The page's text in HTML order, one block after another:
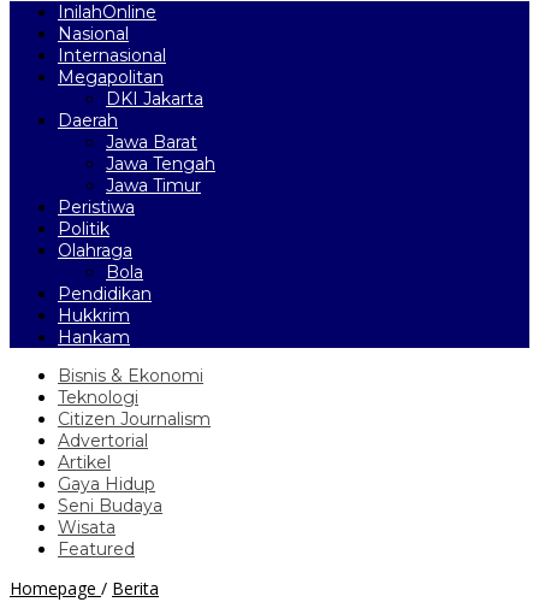
InilahOnline
Nasional
Internasional
Megapolitan
DKI Jakarta
Daerah
Jawa Barat
Jawa Tengah
Jawa Timur
Peristiwa
Politik
Olahraga
Bola
Pendidikan
Hukkrim
Hankam
Bisnis & Ekonomi
Teknologi
Citizen Journalism
Advertorial
Artikel
Gaya Hidup
Seni Budaya
Wisata
Featured
Homepage / Berita